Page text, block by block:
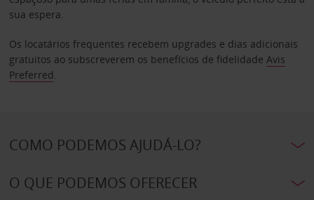
sua espera.
Os locatários frequentes recebem upgrades e dias adicionais
gratuitos ao subscreverem os benefícios de fidelidade Avis
Preferred.
COMO PODEMOS AJUDÁ-LO?
O QUE PODEMOS OFERECER